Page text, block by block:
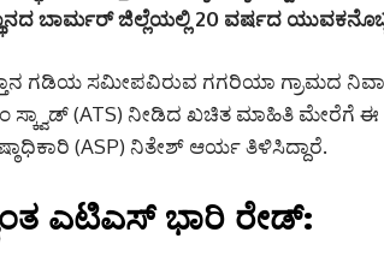
ಬಾರ್ಮರ್ ಜಿಲ್ಲೆಯಲ್ಲಿ 20 ವರ್ಷದ
ಗಡಿಯ ಸಮೀಪವಿರುವ ಗಗರಿಯಾ ಗ್ರಾಮದ
ಸ್ಕ್ವಾಡ್ (ATS) ನೀಡಿದ ಖಚಿತ ಮಾಹಿತಿ ಮೇರೆಗೆ
(ASP) ನಿತೇಶ್ ಆರ್ಯ ತಿಳಿಸಿದ್ದಾರೆ.
ಎಟಿಎಸ್ ಭಾರಿ ರೇಡ್: